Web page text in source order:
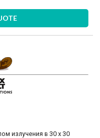
излучения в 30 x 30